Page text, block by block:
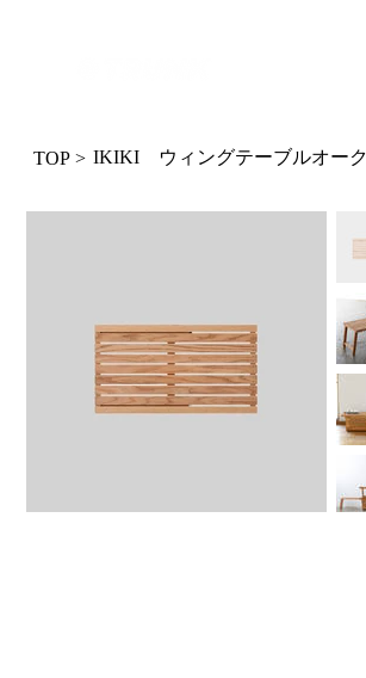
TOP > IKIKI ウィングテーブルオーク